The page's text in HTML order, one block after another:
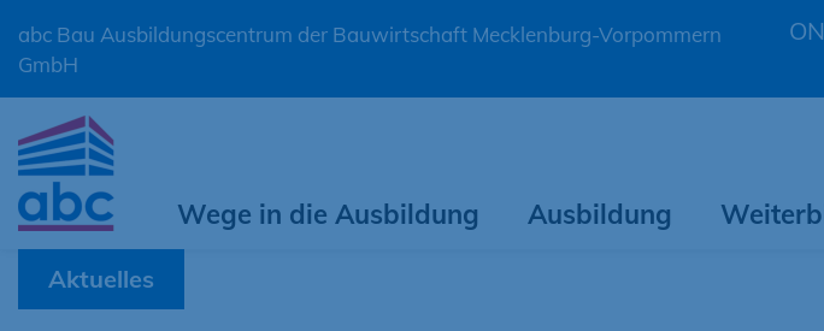
abc Bau Ausbildungscentrum der Bauwirtschaft Mecklenburg-Vorpommern
GmbH
Wege in die Ausbildung Ausbildung
Aktuelles